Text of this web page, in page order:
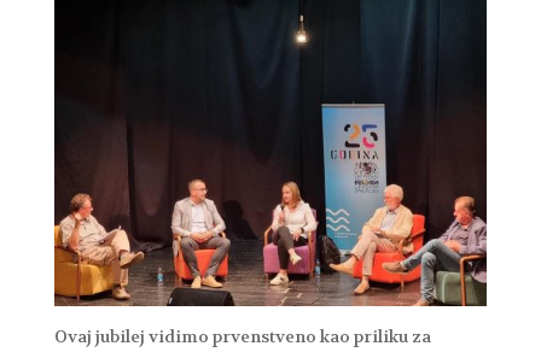
Ovaj jubilej vidimo prvenstveno kao priliku za